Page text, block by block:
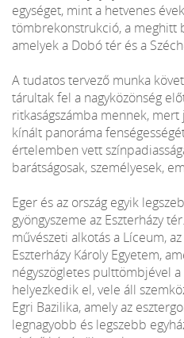
egységet, mint a hetvenes
tömbrekonstrukció, a meghitt
amelyek a Dobó tér és a
A tudatos tervező munka
tárultak fel a nagyközönség
ritkaságszámba mennek,
kínált panoráma
értelemben vett
barátságosak, személyesek,
Eger és az ország egyik
gyöngyszeme az Eszterházy
művészeti alkotás a Líceum,
Eszterházy Károly Egyetem,
négyszögletes pulttömbjével
helyezkedik el, vele áll
Egri Bazilika, amely az
legnagyobb és legszebb